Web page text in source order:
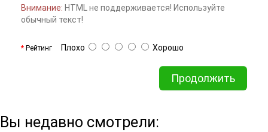
Внимание: HTML не поддерживается! Используйте
обычный текст!
Рейтинг Плохо Хорошо
Продолжить
Вы недавно смотрели: